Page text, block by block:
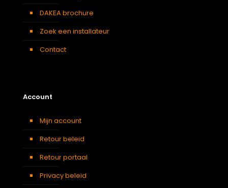
DAKEA brochure
Zoek een installateur
Contact
Account
Mijn account
Retour beleid
Retour portaal
Privacy beleid